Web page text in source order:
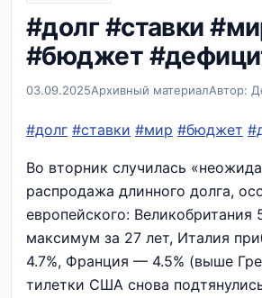
#долг #ставки
#бюджет
03.09.2025Архивный материалАвтор:
#долг #ставки #мир #бюджет
Во вторник случилась
распродажа длинного долга,
европейского:
максимум за 27 лет, Италия
4.7%, Франция — 4.5% (выше
тилетки США снова